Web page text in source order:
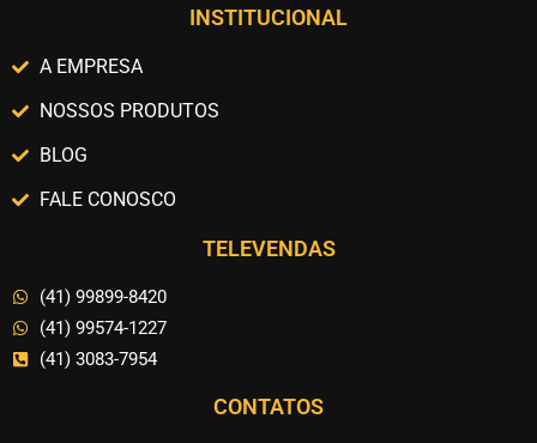
INSTITUCIONAL
A EMPRESA
NOSSOS PRODUTOS
BLOG
FALE CONOSCO
TELEVENDAS
(41) 99899-8420
(41) 99574-1227
(41) 3083-7954
CONTATOS